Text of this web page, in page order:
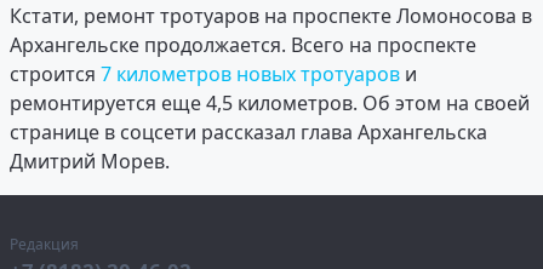
Кстати, ремонт тротуаров на проспекте Ломоносова в
Архангельске продолжается. Всего на проспекте
строится 7 километров новых тротуаров и
ремонтируется еще 4,5 километров. Об этом на своей
странице в соцсети рассказал глава Архангельска
Дмитрий Морев.
Редакция